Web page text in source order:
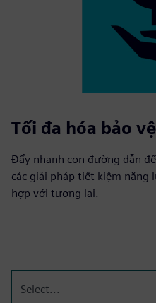
Tối đa hóa bảo
Đẩy nhanh con đường dẫn
các giải pháp tiết kiệm năng
hợp với tương lai.
Select...